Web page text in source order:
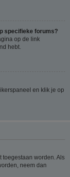
specifieke forums?
op de link
hebt.
en klik je op
toegestaan worden. Als
neem dan